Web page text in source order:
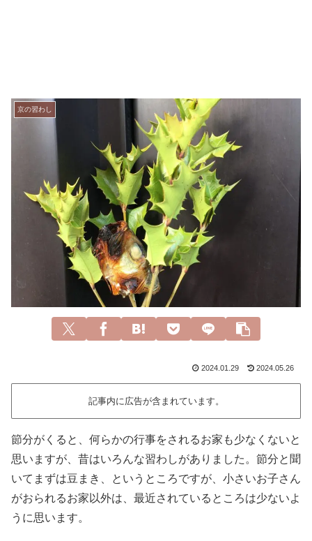
京の習わし
2024.01.29 2024.05.26
記事内に広告が含まれています。
節分がくると、何らかの行事をされるお家も少なくないと
思いますが、昔はいろんな習わしがありました。節分と聞
いてまずは豆まき、というところですが、小さいお子さん
がおられるお家以外は、最近されているところは少ないよ
うに思います。